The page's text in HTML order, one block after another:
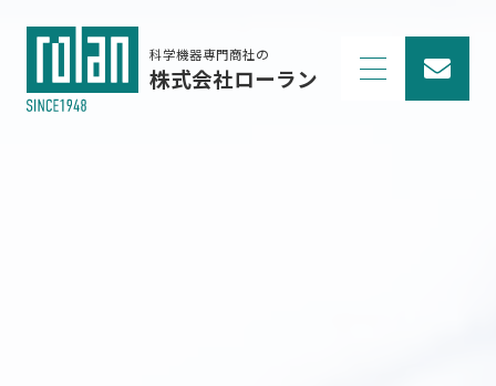
科学機器専門商社の
株式会社ローラン